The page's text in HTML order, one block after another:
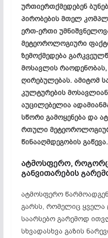
ურთიერთქმედებენ
პირობების მთელ
ერთ-ერთი
მეტეოროლოგიური
ზემოქმედება
მოსავლის რაოდენობას,
ღირებულებას. ამიტომ
კულტურების
აუცილებელია
სწორი გამოყენება და
რთული
წინააღმდეგობის გაწევა.
ატმოსფერო,
განვითარების
ატმოსფერო
გარსს, რომელიც ყველა
საარსებო გარემოდ
სხვადასხვა გაზის